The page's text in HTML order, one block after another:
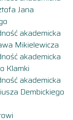
Jana
akademicka
Mikielewicza
akademicka
Klamki
akademicka
Dembickiego